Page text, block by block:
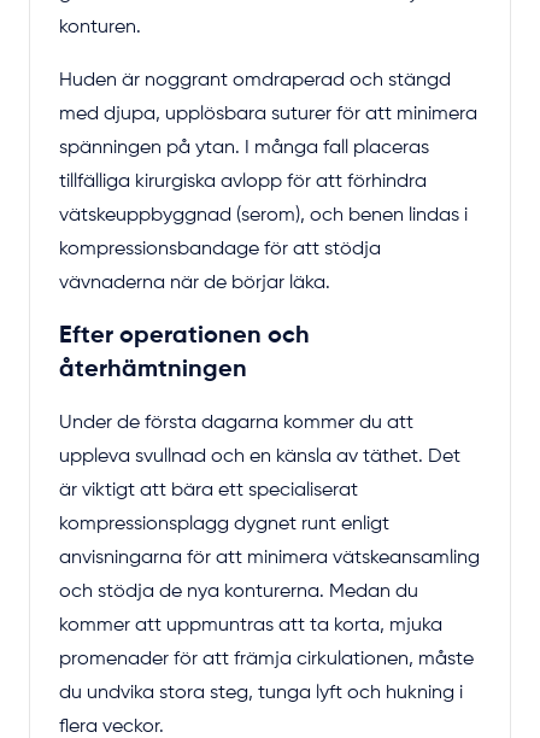
konturen.
Huden är noggrant omdraperad och stängd
med djupa, upplösbara suturer för att minimera
spänningen på ytan. I många fall placeras
tillfälliga kirurgiska avlopp för att förhindra
vätskeuppbyggnad (serom), och benen lindas i
kompressionsbandage för att stödja
vävnaderna när de börjar läka.
Efter operationen och
återhämtningen
Under de första dagarna kommer du att
uppleva svullnad och en känsla av täthet. Det
är viktigt att bära ett specialiserat
kompressionsplagg dygnet runt enligt
anvisningarna för att minimera vätskeansamling
och stödja de nya konturerna. Medan du
kommer att uppmuntras att ta korta, mjuka
promenader för att främja cirkulationen, måste
du undvika stora steg, tunga lyft och hukning i
flera veckor.